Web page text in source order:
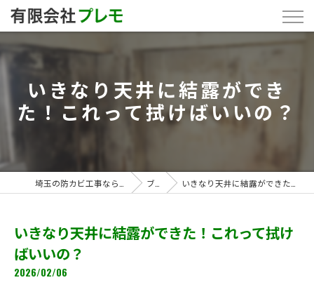
いきなり天井に結露ができ
た！これって拭けばいいの？
ブログ いきなり天井に結露ができた！これって拭けばいいの？
いきなり天井に結露ができた！これって拭け
ばいいの？
2026/02/06